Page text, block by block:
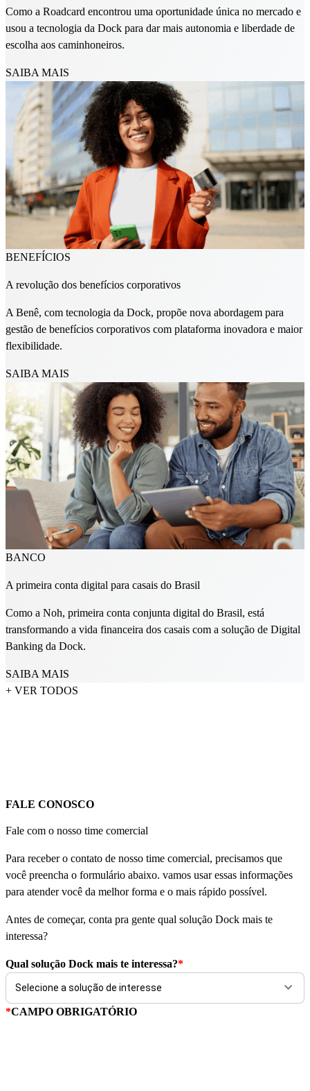
Como a Roadcard encontrou uma oportunidade única no mercado e
usou a tecnologia da Dock para dar mais autonomia e liberdade de
escolha aos caminhoneiros.
SAIBA MAIS
BENEFÍCIOS
A revolução dos benefícios corporativos
A Benê, com tecnologia da Dock, propõe nova abordagem para
gestão de benefícios corporativos com plataforma inovadora e maior
flexibilidade.
SAIBA MAIS
BANCO
A primeira conta digital para casais do Brasil
Como a Noh, primeira conta conjunta digital do Brasil, está
transformando a vida financeira dos casais com a solução de Digital
Banking da Dock.
SAIBA MAIS
+ VER TODOS
FALE CONOSCO
Fale com o nosso time comercial
Para receber o contato de nosso time comercial, precisamos que
você preencha o formulário abaixo. vamos usar essas informações
para atender você da melhor forma e o mais rápido possível.
Antes de começar, conta pra gente qual solução Dock mais te
interessa?
Qual solução Dock mais te interessa?*
*CAMPO OBRIGATÓRIO